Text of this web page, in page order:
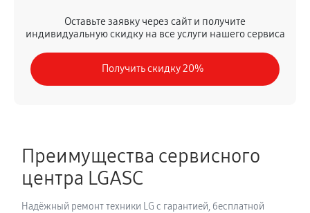
460 руб 60 минут
Замена шнура питания
330 руб 60 минут
590 руб 60 минут
Замена панели управления
Оставьте заявку через сайт и получите
индивидуальную скидку на все услуги нашего сервиса
Получить скидку 20%
Преимущества сервисного
центра LGASC
Надёжный ремонт техники LG с гарантией, бесплатной